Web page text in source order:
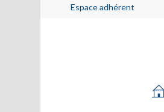
Espace adhérent